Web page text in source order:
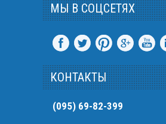
МЫ В СОЦСЕТЯХ
КОНТАКТЫ
(095) 69-82-399